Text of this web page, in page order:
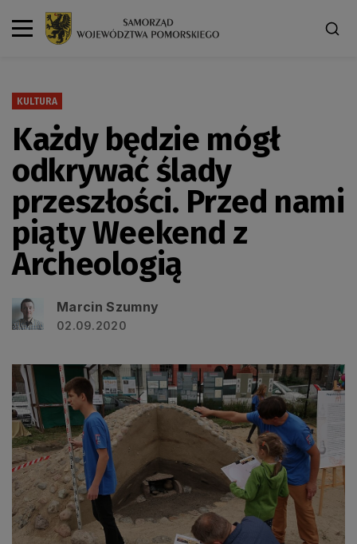
KULTURA
Każdy będzie mógł
odkrywać ślady
przeszłości. Przed nami
piąty Weekend z
Archeologią
Marcin Szumny
02.09.2020